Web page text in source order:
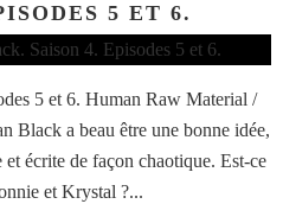
5 ET 6.
5 et 6. Human Raw Material /
Black a beau être une bonne idée,
et écrite de façon chaotique. Est-ce
et Krystal ?...